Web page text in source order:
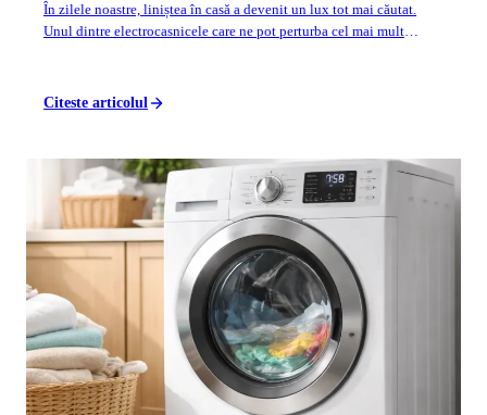
În zilele noastre, liniștea în casă a devenit un lux tot mai căutat.
Unul dintre electrocasnicele care ne pot perturba cel mai mult
Citeste articolul